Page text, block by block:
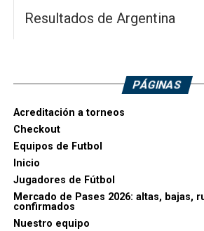
Resultados de Argentina
PÁGINAS
Acreditación a torneos
Checkout
Equipos de Futbol
Inicio
Jugadores de Fútbol
Mercado de Pases 2026: altas, bajas,
confirmados
Nuestro equipo